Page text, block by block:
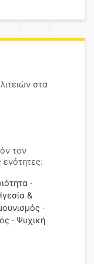
στα
τον
ενότητες:
&
Ψυχική